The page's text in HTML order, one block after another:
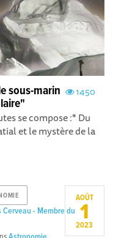
1450
sous-marin
se compose : * Du
et le mystère de la
- Membre du
AOÛT
1
2023